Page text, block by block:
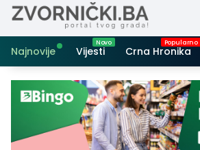
Najnovije Vijesti Crna Hronika